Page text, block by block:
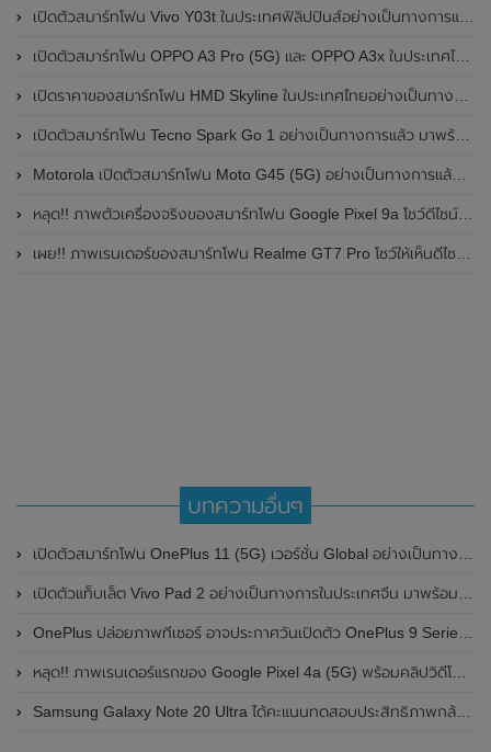
เปิดตัวสมาร์ทโฟน Vivo Y03t ในประเทศฟิลิปปินส์อย่างเป็นทางการแล้ว มาพร้อมชิปเซ็ต Unisoc T612 , กล้องหลัง ความละเอียด 13MP , แบตเตอรี่ 5,000mAh และหน้าจอแสดงผล LCD / 90Hz
เปิดตัวสมาร์ทโฟน OPPO A3 Pro (5G) และ OPPO A3x ในประเทศไทยอย่างเป็นทางการแล้ว ในราคาเริ่มต้นเพียง 3,999 บาท
เปิดราคาของสมาร์ทโฟน HMD Skyline ในประเทศไทยอย่างเป็นทางการแล้ว ราคา 14,990 บาท
เปิดตัวสมาร์ทโฟน Tecno Spark Go 1 อย่างเป็นทางการแล้ว มาพร้อมหน้าจอแสดงผล LCD / 120Hz , แบตเตอรี่ 5,000mAh และใช้ชิปเซ็ต Unisoc
Motorola เปิดตัวสมาร์ทโฟน Moto G45 (5G) อย่างเป็นทางการแล้วในอินเดีย
หลุด!! ภาพตัวเครื่องจริงของสมาร์ทโฟน Google Pixel 9a โชว์ดีไซน์ใหม่ กล้องหลังแบนราบ ไม่มีกรอบของกล้องแล้ว
เผย!! ภาพเรนเดอร์ของสมาร์ทโฟน Realme GT7 Pro โชว์ให้เห็นดีไซน์ใหม่ พร้อมเผยรายละเอียดสเปกที่สำคัญบางส่วน
บทความอื่นๆ
เปิดตัวสมาร์ทโฟน OnePlus 11 (5G) เวอร์ชั่น Global อย่างเป็นทางการแล้ว มาพร้อมชิปเซ็ต Qualcomm Snapdragon 8 Gen 2 , RAM สูงสุดขนาด 16GB และกล้องแบรนด์ Hasselblad
เปิดตัวแท็บเล็ต Vivo Pad 2 อย่างเป็นทางการในประเทศจีน มาพร้อมหน้าจอแสดงผล LCD , 144Hz ขนาด 12.1 นิ้ว และชิปเซ็ต Dimensity 9000
OnePlus ปล่อยภาพทีเซอร์ อาจประกาศวันเปิดตัว OnePlus 9 Series ในวันที่ 8 เดือนมีนาคม 2021 นี้
หลุด!! ภาพเรนเดอร์แรกของ Google Pixel 4a (5G) พร้อมคลิปวิดีโอสั้นๆโชว์ดีไซน์ ที่ดูคล้ายกับรุ่น LTE มาก
Samsung Galaxy Note 20 Ultra ได้คะแนนทดสอบประสิทธิภาพกล้องจาก DxOMark รวม 121 คะแนน